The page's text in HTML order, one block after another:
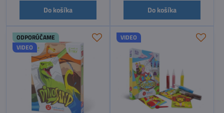
Do košíka Do košíka
ODPORÚČAME
VIDEO
VIDEO